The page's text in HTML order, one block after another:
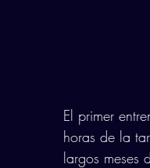
El primer
horas de la
largos meses